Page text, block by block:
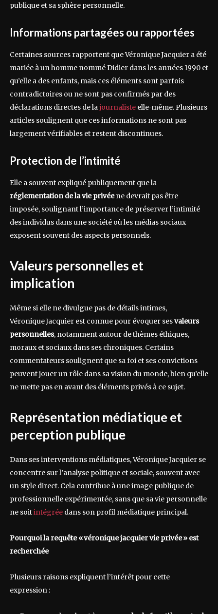
publique et sa sphère personnelle.
Informations partagées ou rapportées
Certaines sources rapportent que Véronique Jacquier a été
mariée à un homme nommé Didier dans les années 1990 et
qu’elle a des enfants, mais ces éléments sont parfois
contradictoires ou ne sont pas confirmés par des
déclarations directes de lajournaliste elle‑même. Plusieurs
articles soulignent que ces informations ne sont pas
largement vérifiables et restent discontinues.
Protection de l’intimité
Elle a souvent expliqué publiquement que la
réglementation de la vie privéene devrait pas être
imposée, soulignant l’importance de préserver l’intimité
des individus dans une société où les médias sociaux
exposent souvent des aspects personnels.
Valeurs personnelles et
implication
Même si elle ne divulgue pas de détails intimes,
Véronique Jacquier est connue pour évoquer sesvaleurs
personnelles, notamment autour de thèmes éthiques,
moraux et sociaux dans ses chroniques. Certains
commentateurs soulignent que sa foi et ses convictions
peuvent jouer un rôle dans sa vision du monde, bien qu’elle
ne mette pas en avant des éléments privés à ce sujet.
Représentation médiatique et
perception publique
Dans ses interventions médiatiques, Véronique Jacquier se
concentre sur l’analyse politique et sociale, souvent avec
un style direct. Cela contribue à une image publique de
professionnelle expérimentée, sans que sa vie personnelle
ne soitintégrée dans son profil médiatique principal.
Pourquoi la requête « véronique jacquier vie privée » est
recherchée
Plusieurs raisons expliquent l’intérêt pour cette
expression :